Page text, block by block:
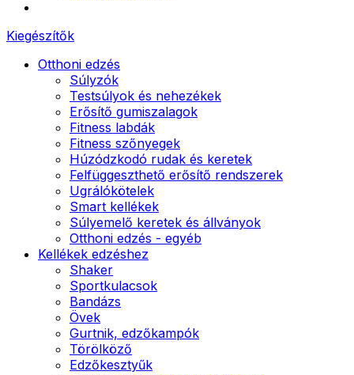
Kiegészítők
Otthoni edzés
Súlyzók
Testsúlyok és nehezékek
Erősítő gumiszalagok
Fitness labdák
Fitness szőnyegek
Húzódzkodó rudak és keretek
Felfüggeszthető erősítő rendszerek
Ugrálókötelek
Smart kellékek
Súlyemelő keretek és állványok
Otthoni edzés - egyéb
Kellékek edzéshez
Shaker
Sportkulacsok
Bandázs
Övek
Gurtnik, edzőkampók
Törölköző
Edzőkesztyűk